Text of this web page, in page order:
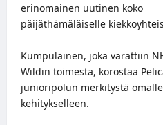
erinomainen uutinen koko
päijäthämäläiselle
Kumpulainen, joka varattiin
Wildin toimesta, korostaa
junioripolun merkitystä omalle
kehitykselleen.